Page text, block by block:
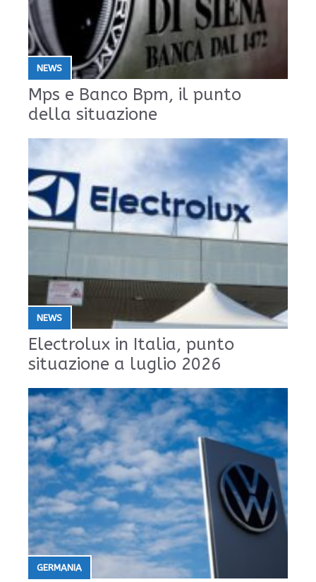
NEWS
Mps e Banco Bpm, il punto
della situazione
NEWS
Electrolux in Italia, punto
situazione a luglio 2026
GERMANIA